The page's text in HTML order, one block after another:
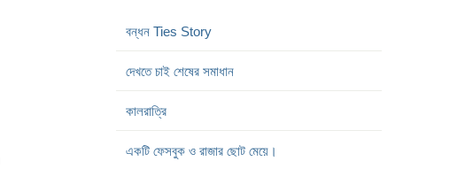
বন্ধন Ties Story
দেখতে চাই শেষের সমাধান
কালরাত্রি
একটি ফেসবুক ও রাজার ছোট মেয়ে।